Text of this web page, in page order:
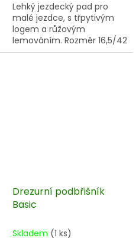
Lehký jezdecký pad pro
malé jezdce, s třpytivým
logem a růžovým
lemováním. Rozměr 16,5/42
cm.
Drezurní podbřišník
Basic
Skladem (1 ks)